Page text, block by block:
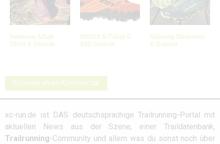
Salomon S/Lab
Ultra 3: Galerie
INOV8 X-Talon G
235: Galerie
Salming Elements
2: Galerie
Schreibe einen Kommentar
xc-run.de ist DAS deutschsprachige Trailrunning-Portal mit
aktuellen News aus der Szene, einer Traildatenbank,
Trailrunning-Community und allem was du sonst noch über